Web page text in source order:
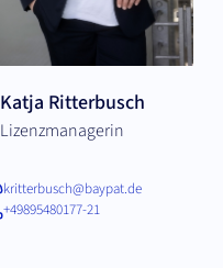
Katja Ritterbusch
Lizenzmanagerin
kritterbusch@baypat.de
+49895480177-21